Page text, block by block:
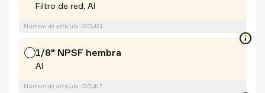
Filtro de red, Al
Número de artículo: 0101421
1/8" NPSF hembra
Al
Número de artículo: 0101417